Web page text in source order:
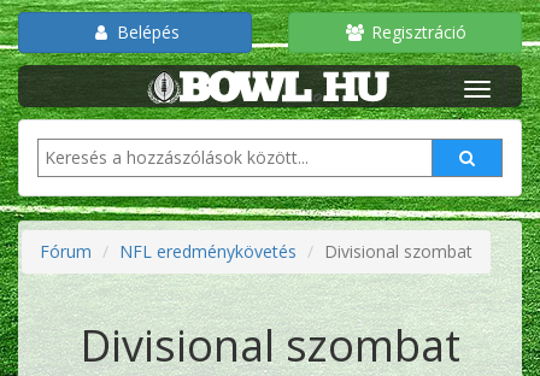
Belépés Regisztráció
Fórum NFL eredménykövetés Divisional szombat
Divisional szombat